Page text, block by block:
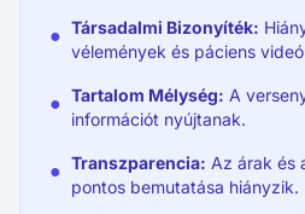
● Társadalmi Bizonyíték:
vélemények és páciens
● Tartalom Mélység: A
információt nyújtanak.
● Transzparencia: Az árak és
pontos bemutatása hiányzik.